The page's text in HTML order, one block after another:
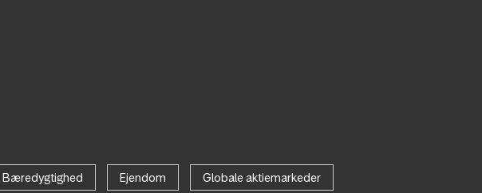
Bæredygtighed Ejendom Globale aktiemarkeder